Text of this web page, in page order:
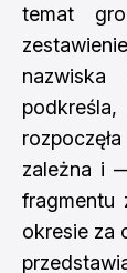
temat
zależna i
fragmentu
okresie za